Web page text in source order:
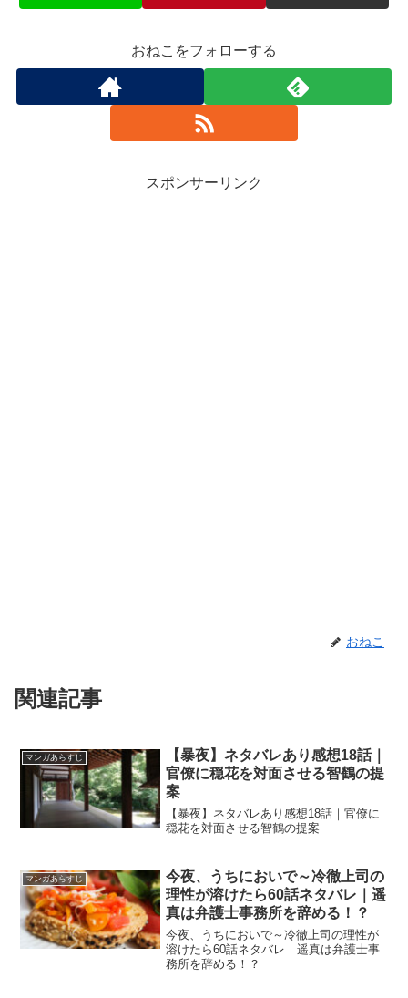
おねこをフォローする
スポンサーリンク
おねこ
関連記事
マンガあらすじ
【暴夜】ネタバレあり感想18話｜
官僚に穏花を対面させる智鶴の提
案
【暴夜】ネタバレあり感想18話｜官僚に
穏花を対面させる智鶴の提案
マンガあらすじ
今夜、うちにおいで～冷徹上司の
理性が溶けたら60話ネタバレ｜遥
真は弁護士事務所を辞める！？
今夜、うちにおいで～冷徹上司の理性が
溶けたら60話ネタバレ｜遥真は弁護士事
務所を辞める！？